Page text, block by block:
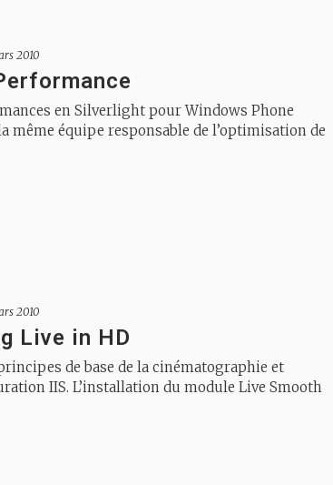
2010
en Silverlight pour Windows Phone
équipe responsable de l’optimisation de
2010
Live in HD
de base de la cinématographie et
IIS. L’installation du module Live Smooth